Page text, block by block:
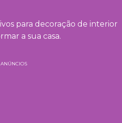
para decoração de interior
a sua casa.
ANÚNCIOS